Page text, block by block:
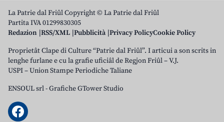
La Patrie dal Friûl Copyright © La Patrie dal Friûl
Partita IVA 01299830305
Redazion RSS/XML Pubblicità Privacy PolicyCookie Policy
Proprietât Clape di Culture “Patrie dal Friûl”. I articui a son scrits in
lenghe furlane e cu la grafie uficiâl de Regjon Friûl – V.J.
USPI – Union Stampe Periodiche Taliane
ENSOUL srl-Grafiche GTower Studio